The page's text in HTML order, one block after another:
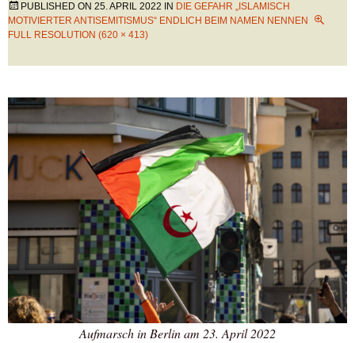
PUBLISHED ON 25. APRIL 2022 IN DIE GEFAHR „ISLAMISCH
MOTIVIERTER ANTISEMITISMUS“ ENDLICH BEIM NAMEN NENNEN
FULL RESOLUTION (620 × 413)
Aufmarsch in Berlin am 23. April 2022